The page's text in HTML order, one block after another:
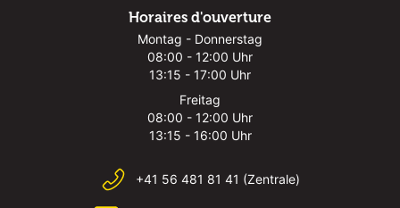
Horaires d'ouverture
Montag - Donnerstag
08:00 - 12:00 Uhr
13:15 - 17:00 Uhr
Freitag
08:00 - 12:00 Uhr
13:15 - 16:00 Uhr
+41 56 481 81 41 (Zentrale)